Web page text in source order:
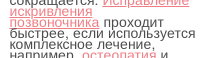
искривления
позвоночникапроходит
быстрее, если используется
комплексное лечение,
например,остеопатия и